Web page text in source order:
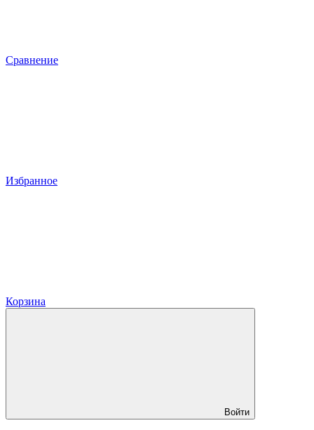
Сравнение
Избранное
Корзина
Войти